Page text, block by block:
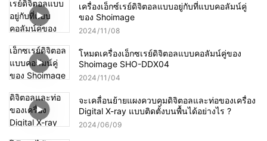
เครื่องเอ็กซ์เรย์ดิจิตอลแบบอยู่กับที่แบบคอลัมน์คู่
ของ Shoimage
2024 11 08
โหมดเครื่องเอ็กซเรย์ดิจิตอลแบบคอลัมน์คู่ของ
Shoimage SHO-DDX04
2024 11 04
จะเคลื่อนย้ายแผงควบคุมดิจิตอลและท่อของเครื่อง
Digital X-ray แบบติดตั้งบนพื้นได้อย่างไร ?
2024 06 09